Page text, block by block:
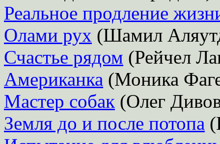
Реальное продление
Олами рух (Шамил
Счастье рядом (Рейчел
Американка (Моника
Мастер собак (Олег
Земля до и после потопа